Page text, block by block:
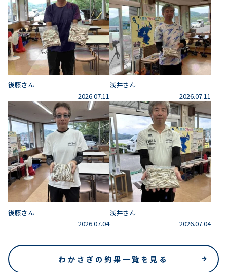
後藤さん
2026.07.11
浅井さん
2026.07.11
後藤さん
2026.07.04
浅井さん
2026.07.04
わかさぎの釣果一覧を見る